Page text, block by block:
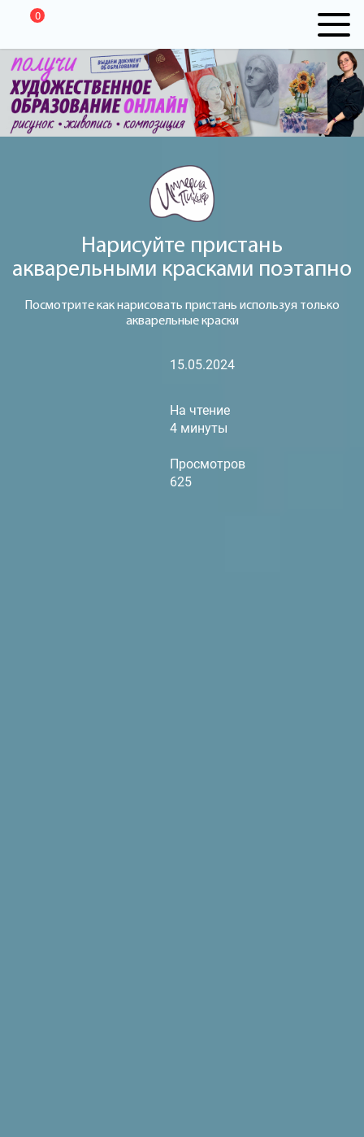
0
Нарисуйте пристань
акварельными красками поэтапно
Посмотрите как нарисовать пристань используя только
акварельные краски
15.05.2024
На чтение
4 минуты
Просмотров
625